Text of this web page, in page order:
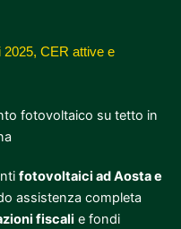
CER attive e
fotovoltaici ad Aosta e
assistenza completa
fiscali e fondi